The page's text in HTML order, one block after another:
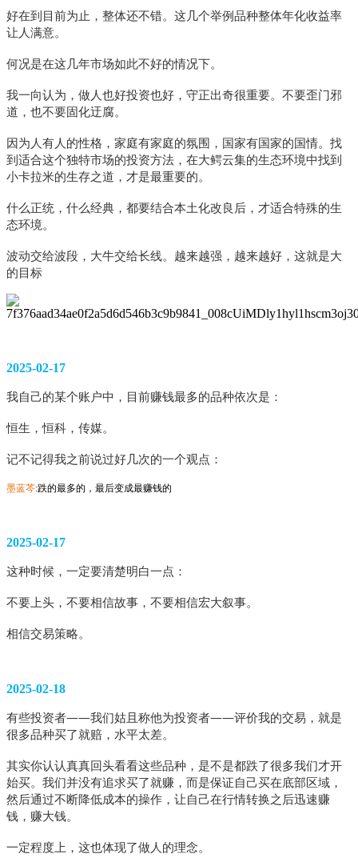
好在到目前为止，整体还不错。这几个举例品种整体年化收益率
让人满意。
何况是在这几年市场如此不好的情况下。
我一向认为，做人也好投资也好，守正出奇很重要。不要歪门邪
道，也不要固化迂腐。
因为人有人的性格，家庭有家庭的氛围，国家有国家的国情。找
到适合这个独特市场的投资方法，在大鳄云集的生态环境中找到
小卡拉米的生存之道，才是最重要的。
什么正统，什么经典，都要结合本土化改良后，才适合特殊的生
态环境。
波动交给波段，大牛交给长线。越来越强，越来越好，这就是大
的目标
2025-02-17
我自己的某个账户中，目前赚钱最多的品种依次是：
恒生，恒科，传媒。
记不记得我之前说过好几次的一个观点：
墨蓝芩:跌的最多的，最后变成最赚钱的
2025-02-17
这种时候，一定要清楚明白一点：
不要上头，不要相信故事，不要相信宏大叙事。
相信交易策略。
2025-02-18
有些投资者——我们姑且称他为投资者——评价我的交易，就是
很多品种买了就赔，水平太差。
其实你认认真真回头看看这些品种，是不是都跌了很多我们才开
始买。我们并没有追求买了就赚，而是保证自己买在底部区域，
然后通过不断降低成本的操作，让自己在行情转换之后迅速赚
钱，赚大钱。
一定程度上，这也体现了做人的理念。